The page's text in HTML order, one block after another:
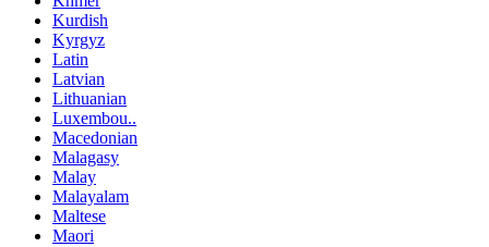
Kurdish
Kyrgyz
Latin
Latvian
Lithuanian
Luxembou..
Macedonian
Malagasy
Malay
Malayalam
Maltese
Maori